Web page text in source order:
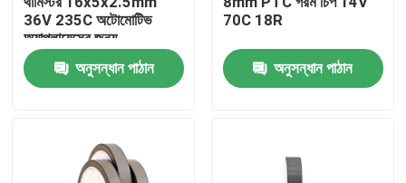
কারখানা পরিদর্শন
গুণমান নিয়ন্ত্রণ
36V 235C অটোমোটিভ
অ্যাপ্লায়েন্সের জন্য
অনুসন্ধান পাঠান
70C 18R
অনুসন্ধান পাঠান